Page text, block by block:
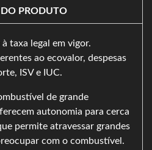
PRODUTO
taxa legal em vigor.
ao ecovalor, despesas
ISV e IUC.
de grande
autonomia para cerca
permite atravessar grandes
com o combustível.